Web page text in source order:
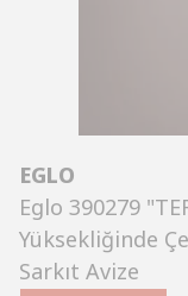
EGLO
Eglo 390279
Yüksekliğinde
Sarkıt Avize